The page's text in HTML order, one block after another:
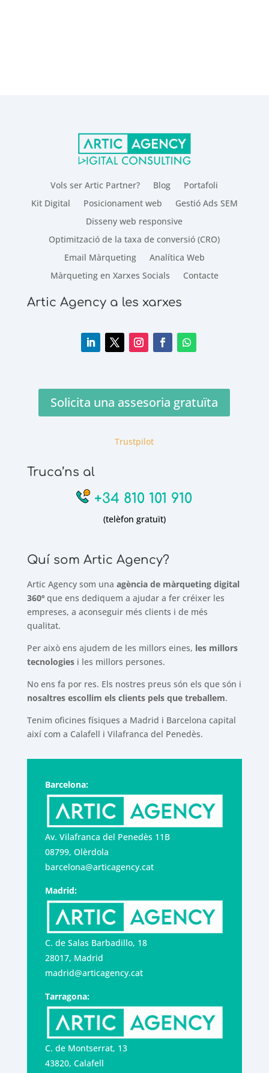
Vols ser Artic Partner? Blog
Portafoli
Kit Digital
Posicionament web
Gestió Ads SEM
Disseny web responsive
Optimització de la taxa de conversió (CRO)
Email Màrqueting
Analítica Web
Màrqueting en Xarxes Socials
Contacte
Artic Agency a les xarxes
Solicita una assesoria gratuïta
Trustpilot
Truca’ns al
+34 810 101 910
(telèfon gratuït)
Quí som Artic Agency?
Artic Agency som una agència de màrqueting digital
360ºque ens dediquem a ajudar a fer créixer les
empreses, a aconseguir més clients i de més
qualitat.
Per això ens ajudem de les millors eines, les millors
tecnologiesi les millors persones.
No ens fa por res. Els nostres preus són els que són i
nosaltres escollim els clients pels que treballem.
Tenim oficines físiques a Madrid i Barcelona capital
així com a Calafell i Vilafranca del Penedès.
Barcelona:
Av. Vilafranca del Penedès 11B
08799, Olèrdola
barcelona@articagency.cat
Madrid:
C. de Salas Barbadillo, 18
28017, Madrid
madrid@articagency.cat
Tarragona:
C. de Montserrat, 13
43820, Calafell